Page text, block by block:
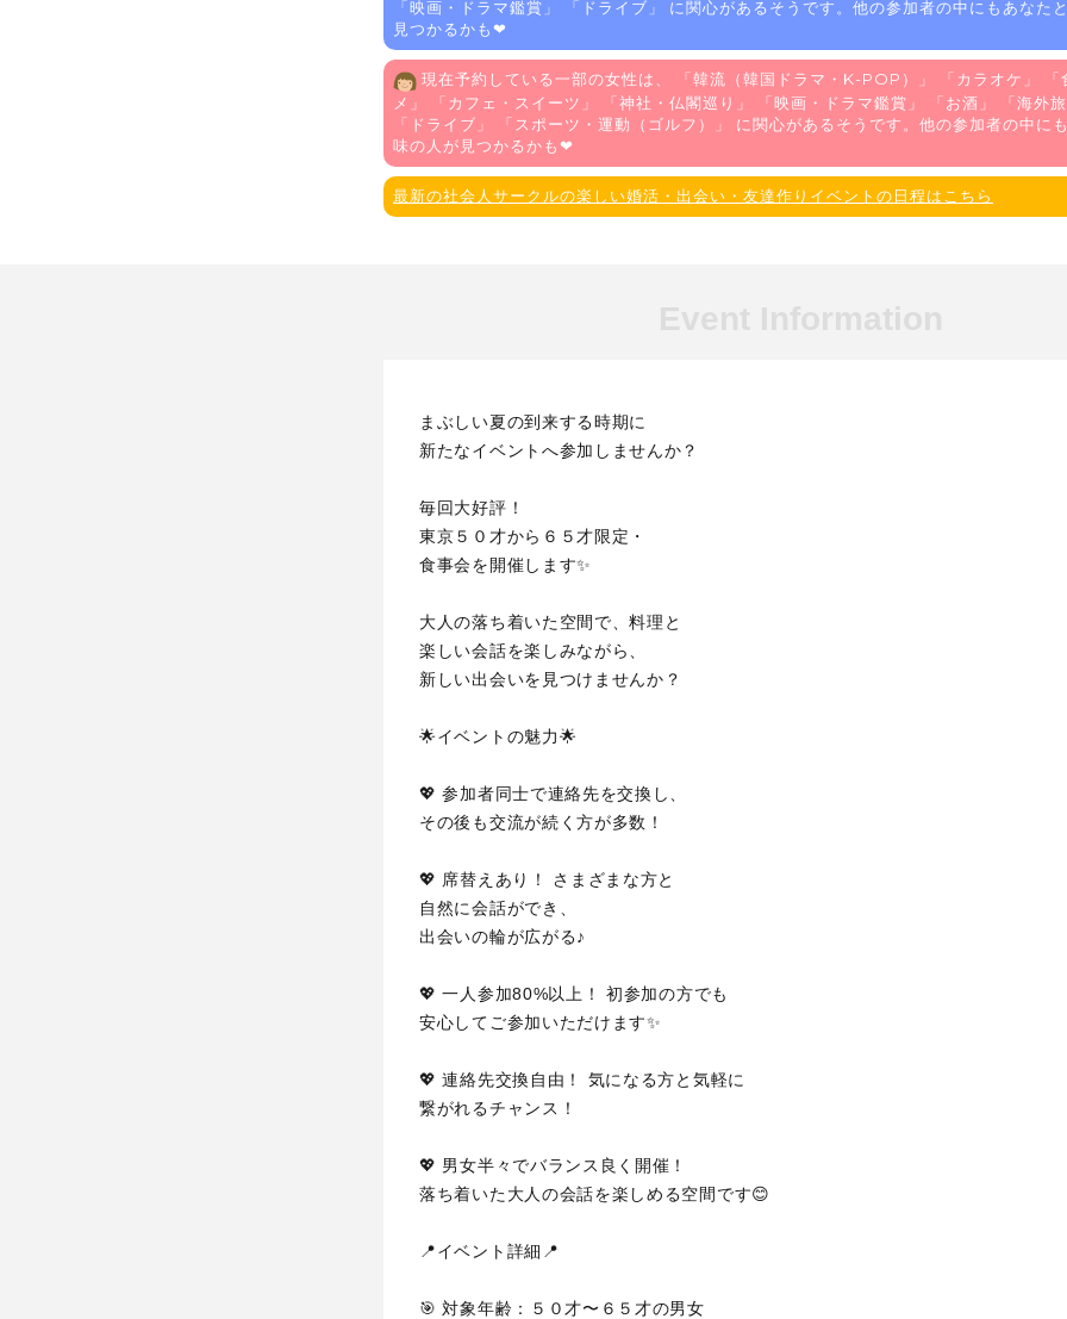
「映画・ドラマ鑑賞 」 「 ドライブ 」 に関心があるそうです。他の参加者の中にもあなた
見つかるかも❤
現在予約している一部の女性は、 「韓流（韓国ドラマ・K-POP） 」 「 カラオケ 」 「
メ 」 「 カフェ・スイーツ 」 「神社・仏閣巡り 」 「映画・ドラマ鑑賞 」 「お酒 」 「海外
「 ドライブ 」 「 スポーツ・運動（ゴルフ）
」 に関心があるそうです。他の参加者の中に
味の人が見つかるかも❤
最新の社会人サークルの楽しい婚活・出会い・友達作りイベントの日程はこちら
まぶしい夏の到来する時期に
新たなイベントへ参加しませんか？
毎回大好評！
東京５０才から６５才限定・
食事会を開催します✨
大人の落ち着いた空間で、料理と
楽しい会話を楽しみながら、
新しい出会いを見つけませんか？
🌟イベントの魅力🌟
💖 参加者同士で連絡先を交換し、
その後も交流が続く方が多数！
💖 席替えあり！ さまざまな方と
自然に会話ができ、
出会いの輪が広がる♪
💖 一人参加80%以上！ 初参加の方でも
安心してご参加いただけます✨
💖 連絡先交換自由！ 気になる方と気軽に
繋がれるチャンス！
💖 男女半々でバランス良く開催！
落ち着いた大人の会話を楽しめる空間です😊
📍イベント詳細📍
🎯 対象年齢：５０才〜６５才の男女